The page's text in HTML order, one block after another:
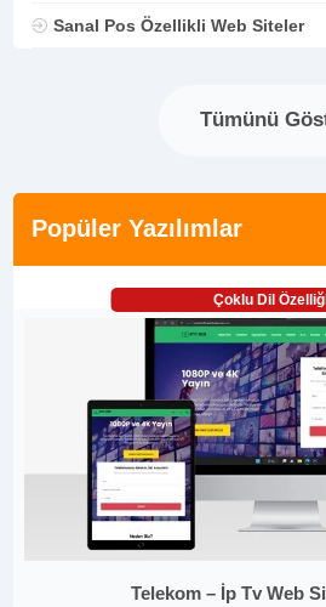
Sanal Pos Özellikli Web Siteler
Tümünü
Popüler Yazılımlar
Çoklu Dil
Telekom – İp Tv Web